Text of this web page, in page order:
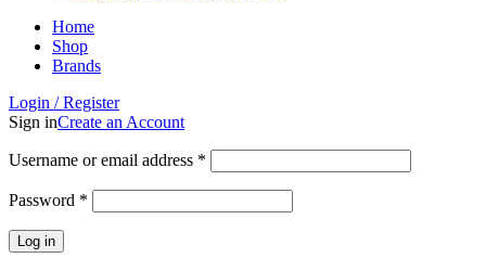
Home
Shop
Brands
Login / Register
Sign inCreate an Account
Username or email address *
Password *
Log in